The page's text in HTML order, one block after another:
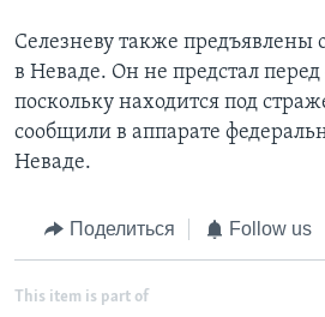
Селезневу также предъявлены
в Неваде. Он не предстал
поскольку находится под
сообщили в аппарате
Неваде.
Поделиться Follow us
This item is part of